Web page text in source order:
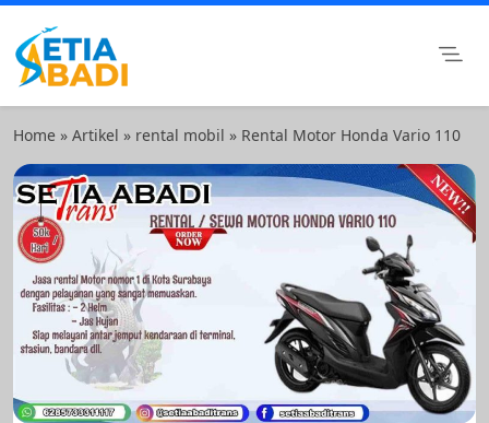
Skip
content
Setia Abadi Group
Paket Wisata Murah, Rental Mobil dan Rental Motor
Surabaya
Home » Artikel » rental mobil » Rental Motor Honda Vario 110